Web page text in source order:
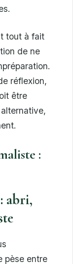
tout à fait
de ne
réflexion,
être
:
abri,
pèse entre